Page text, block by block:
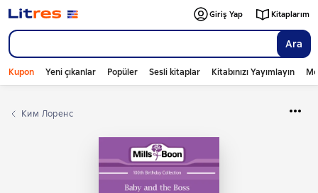
Ara
Giriş Yap Kitaplarım
Kupon Yeni çıkanlar Popüler Sesli kitaplar Kitabınızı Yayımlayın
Ким Лоренс